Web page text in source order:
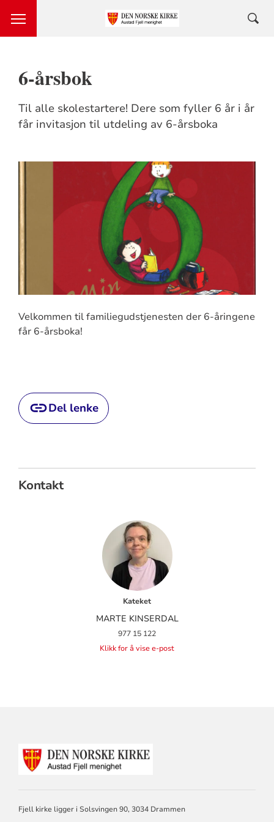
6-årsbok
Til alle skolestartere! Dere som fyller 6 år i år
får invitasjon til utdeling av 6-årsboka
Velkommen til familiegudstjenesten der 6-åringene
får 6-årsboka!
Del lenke
Kontakt
Kateket
MARTE KINSERDAL
977 15 122
Klikk for å vise e-post
DRAMMEN
Fjell kirke ligger i Solsvingen 90, 3034 Drammen